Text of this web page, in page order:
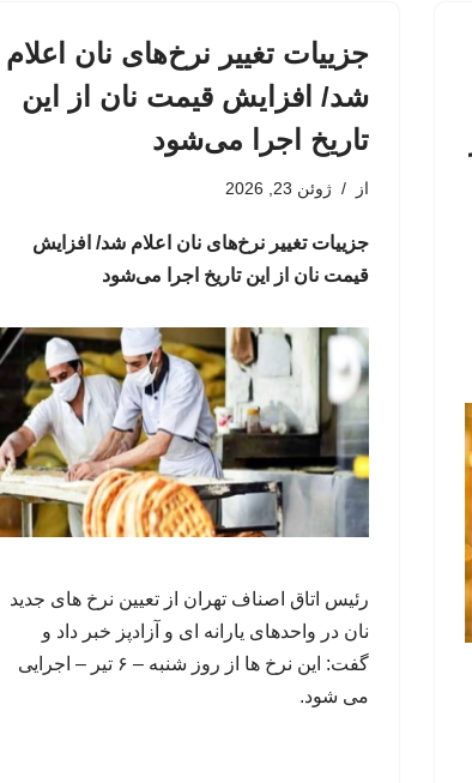
جزییات تغییر نرخ‌های نان اعلام
شد/ افزایش قیمت نان از این
تاریخ اجرا می‌شود
از ژوئن 23, 2026
جزییات تغییر نرخ‌های نان اعلام شد/ افزایش
قیمت نان از این تاریخ اجرا می‌شود
رئیس اتاق اصناف تهران از تعیین نرخ های جدید
نان در واحدهای یارانه‌ ای و آزادپز خبر داد و
گفت: این نرخ ها از روز شنبه – ۶ تیر – اجرایی
می شود.